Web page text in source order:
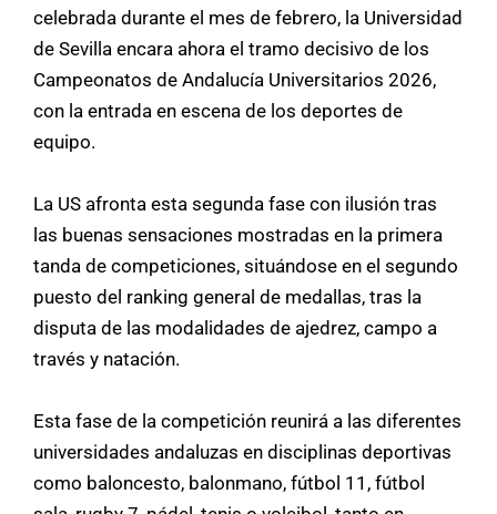
celebrada durante el mes de febrero, la Universidad
de Sevilla encara ahora el tramo decisivo de los
Campeonatos de Andalucía Universitarios 2026,
con la entrada en escena de los deportes de
equipo.
La US afronta esta segunda fase con ilusión tras
las buenas sensaciones mostradas en la primera
tanda de competiciones, situándose en el segundo
puesto del ranking general de medallas, tras la
disputa de las modalidades de ajedrez, campo a
través y natación.
Esta fase de la competición reunirá a las diferentes
universidades andaluzas en disciplinas deportivas
como baloncesto, balonmano, fútbol 11, fútbol